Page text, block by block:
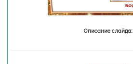
Описание слайда: